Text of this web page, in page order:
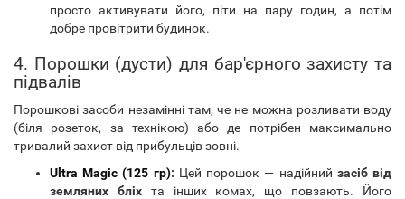
просто активувати його, піти на пару годин, а потім
добре провітрити будинок.
4. Порошки (дусти) для бар'єрного захисту та
підвалів
Порошкові засоби незамінні там, че не можна розливати воду
(біля розеток, за технікою) або де потрібен максимально
тривалий захист від прибульців зовні.
Ultra Magic (125 гр): Цей порошок — надійний засіб від
земляних бліхта інших комах, що повзають. Його